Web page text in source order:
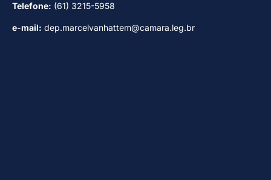
Telefone: (61) 3215-5958
e-mail: dep.marcelvanhattem@camara.leg.br